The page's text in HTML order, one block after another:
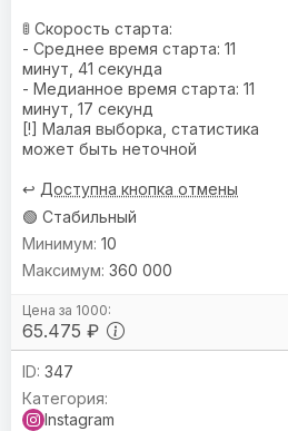
🚦 Скорость старта:
- Среднее время старта: 11
минут, 41 секунда
- Медианное время старта: 11
минут, 17 секунд
[!] Малая выборка, статистика
может быть неточной
↩️ Доступна кнопка отмены
🟢 Стабильный
65.475 ₽
10
360 000
347
Instagram